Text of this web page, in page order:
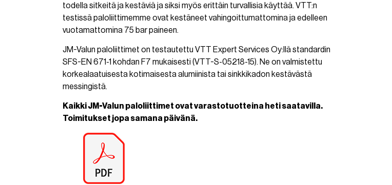
todella sitkeitä ja kestäviä ja siksi myös erittäin turvallisia käyttää. VTT:n
testissä paloliittimemme ovat kestäneet vahingoittumattomina ja edelleen
vuotamattomina 75 bar paineen.
JM-Valun paloliittimet on testautettu VTT Expert Services Oy:llä standardin
SFS-EN 671-1 kohdan F7 mukaisesti (VTT-S-05218-15). Ne on valmistettu
korkealaatuisesta kotimaisesta alumiinista tai sinkkikadon kestävästä
messingistä.
Kaikki JM-Valun paloliittimet ovat varastotuotteina heti saatavilla.
Toimitukset jopa samana päivänä.